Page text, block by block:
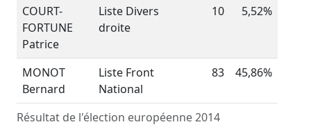
Résultat de l'élection européenne 2014
COURT-
FORTUNE
Patrice
Liste Divers
droite
10 5,52%
MONOT
Bernard
Liste Front
National
83 45,86%